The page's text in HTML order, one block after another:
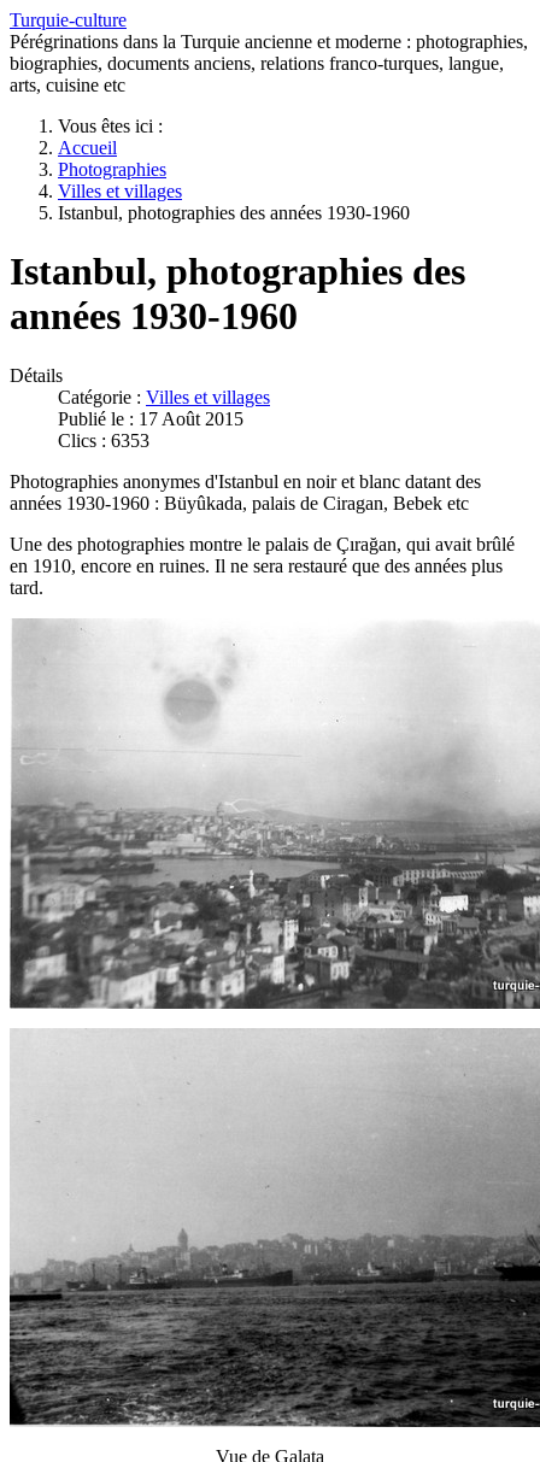
Turquie-culture
Pérégrinations dans la Turquie ancienne et moderne : photographies,
biographies, documents anciens, relations franco-turques, langue,
arts, cuisine etc
Vous êtes ici :
Accueil
Photographies
Villes et villages
Istanbul, photographies des années 1930-1960
Istanbul, photographies des
années 1930-1960
Détails
Catégorie : Villes et villages
Publié le : 17 Août 2015
Clics : 6353
Photographies anonymes d'Istanbul en noir et blanc datant des
années 1930-1960 : Büyûkada, palais de Ciragan, Bebek etc
Une des photographies montre le palais de Çırağan, qui avait brûlé
en 1910, encore en ruines. Il ne sera restauré que des années plus
tard.
Vue de Galata